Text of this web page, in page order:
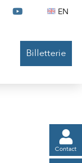
Le
 EN
Billetterie

Contact